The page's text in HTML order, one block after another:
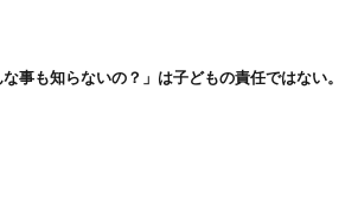
な事も知らないの？」は子どもの責任ではない。